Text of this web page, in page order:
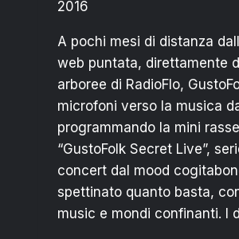
2016
A pochi mesi di distanza
web puntata, direttamente
arboree di RadioFlo,
microfoni verso la musica
programmando la mini
“GustoFolk Secret Live”,
concert dal mood
spettinato quanto basta,
music e mondi confinanti. I